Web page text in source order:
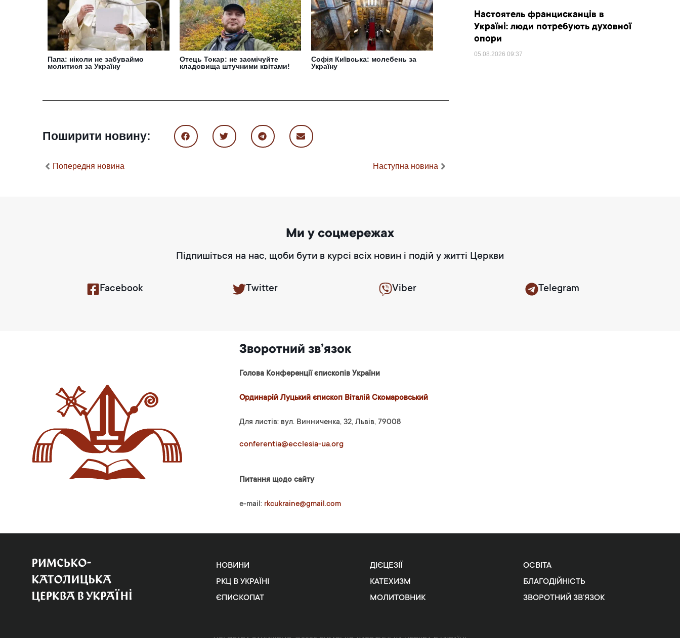
Папа: ніколи не забуваймо
молитися за Україну
Отець Токар: не засмічуйте
кладовища штучними квітами!
Софія Київська: молебень за
Україну
Поширити новину:
Попередня новина Наступна новина
Настоятель францисканців в
Україні: люди потребують духовної
опори
05.08.2026 09:37
Ми у соцмережах
Підпишіться на нас, щоби бути в курсі всіх новин і подій у житті Церкви
Facebook Twitter Viber Telegram
Зворотний зв’язок
Голова Конференції єпископів України
Ординарій Луцький єпископ Віталій Скомаровський
Для листів: вул. Винниченка, 32, Львів, 79008
conferentia@ecclesia-ua.org
Питання щодо сайту
e-mail: rkcukraine@gmail.com
НОВИНИ
РКЦ В УКРАЇНІ
ЄПИСКОПАТ
ДІЄЦЕЗІЇ
КАТЕХИЗМ
МОЛИТОВНИК
ОСВІТА
БЛАГОДІЙНІСТЬ
ЗВОРОТНИЙ ЗВ’ЯЗОК